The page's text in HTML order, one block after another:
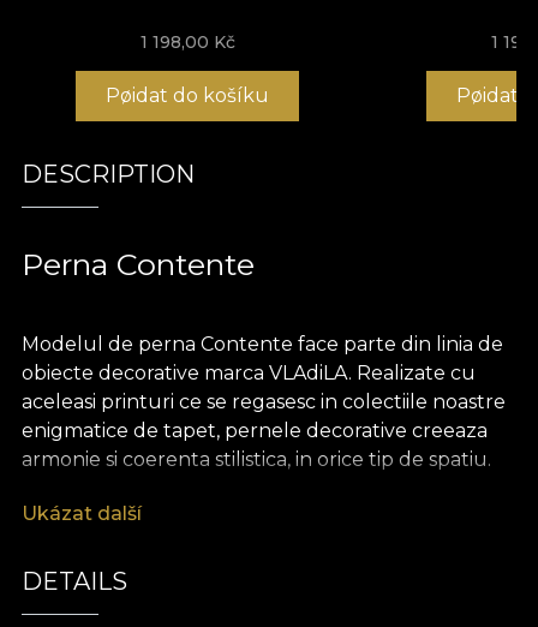
1 198,00 Kč
Pøidat do košíku
1
Pøidat
DESCRIPTION
Perna Contente
Modelul de perna Contente face parte din linia de
obiecte decorative marca VLAdiLA. Realizate cu
aceleasi printuri ce se regasesc in colectiile noastre
enigmatice de tapet, pernele decorative creeaza
armonie si coerenta stilistica, in orice tip de spatiu.
Pernele sunt realizate din catifea, un material
Dimensiunea de 43 x 43 cm le face perfecte
Ukázat další
DETAILS